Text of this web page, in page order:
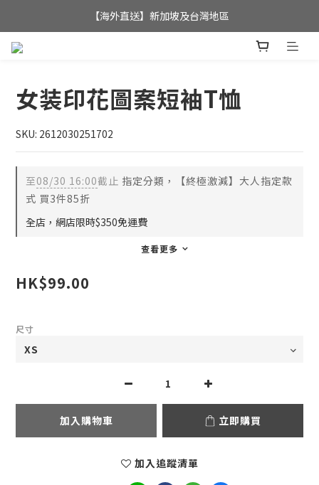
全店滿$350，即可享港澳地區免運費;
【海外直送】新加坡及台灣地區
女装印花圖案短袖T恤
SKU: 2612030251702
至08/30 16:00截止 指定分類，【終極激減】大人指定款
式 買3件85折
全店，網店限時$350免運費
查看更多
HK$99.00
尺寸
加入購物車 立即購買
加入追蹤清單